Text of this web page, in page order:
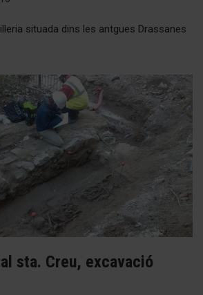
situada dins les antgues Drassanes
sta. Creu, excavació